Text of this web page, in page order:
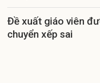
Đề xuất giáo viên
chuyển xếp sai